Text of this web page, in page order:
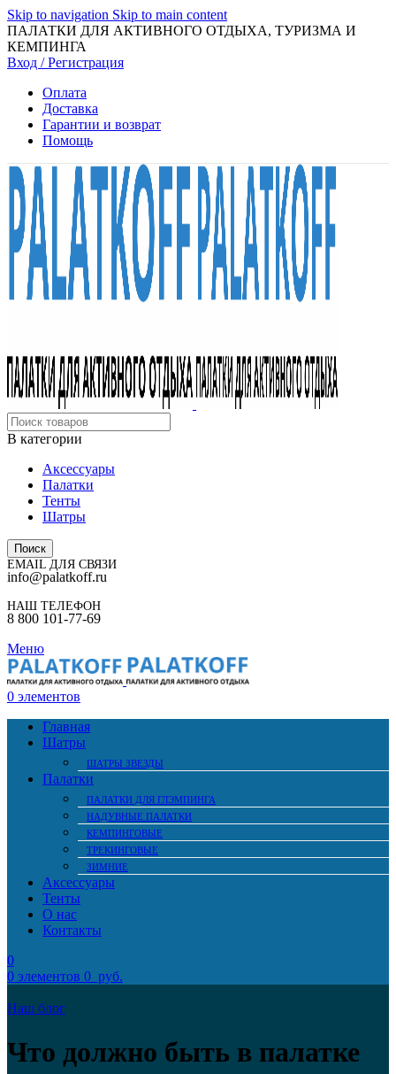
Skip to navigation Skip to main content
ПАЛАТКИ ДЛЯ АКТИВНОГО ОТДЫХА, ТУРИЗМА И
КЕМПИНГА
Вход / Регистрация
Оплата
Доставка
Гарантии и возврат
Помощь
В категории
Аксессуары
Палатки
Тенты
Шатры
Поиск
EMAIL ДЛЯ СВЯЗИ
info@palatkoff.ru
НАШ ТЕЛЕФОН
8 800 101-77-69
Меню
0 элементов
Главная
Шатры
ШАТРЫ ЗВЕЗДЫ
Палатки
ПАЛАТКИ ДЛЯ ГЛЭМПИНГА
НАДУВНЫЕ ПАЛАТКИ
КЕМПИНГОВЫЕ
ТРЕКИНГОВЫЕ
ЗИМНИЕ
Аксессуары
Тенты
О нас
Контакты
0
0 элементов 0 руб.
Наш блог
Что должно быть в палатке